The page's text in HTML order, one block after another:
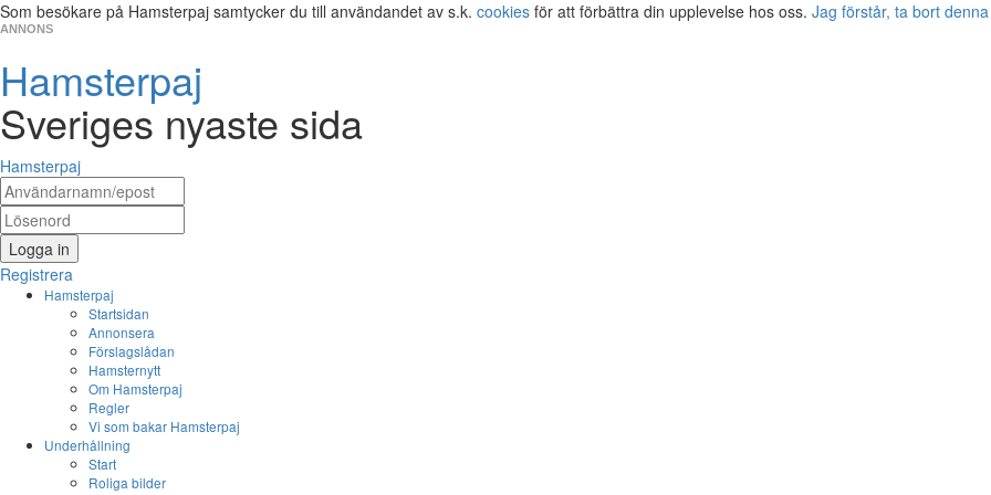
Som besökare på Hamsterpaj samtycker du till användandet av s.k. cookies för att förbättra din upplevelse hos oss. Jag förstår, ta bort
ANNONS
Hamsterpaj
Sveriges nyaste sida
Hamsterpaj
Logga in
Registrera
Hamsterpaj
Startsidan
Annonsera
Förslagslådan
Hamsternytt
Om Hamsterpaj
Regler
Vi som bakar Hamsterpaj
Underhållning
Start
Roliga bilder